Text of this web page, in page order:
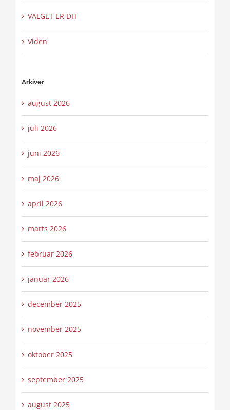
VALGET ER DIT
Viden
Arkiver
august 2026
juli 2026
juni 2026
maj 2026
april 2026
marts 2026
februar 2026
januar 2026
december 2025
november 2025
oktober 2025
september 2025
august 2025